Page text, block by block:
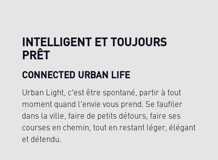
INTELLIGENT ET TOUJOURS
PRÊT
CONNECTED URBAN LIFE
Urban Light, c'est être spontané, partir à tout
moment quand l'envie vous prend. Se faufiler
dans la ville, faire de petits détours, faire ses
courses en chemin, tout en restant léger, élégant
et détendu.